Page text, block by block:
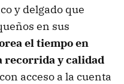
y delgado que
en sus
el tiempo en
recorrida y calidad
acceso a la cuenta